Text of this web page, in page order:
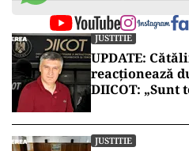
JUSTITIE
UPDATE:
reacționează
DIICOT:
JUSTITIE